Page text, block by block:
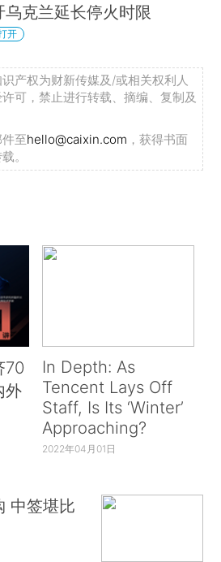
克兰延长停火时限
开
产权为财新传媒及/或相关权利人
可，禁止进行转载、摘编、复制及
至hello@caixin.com ，获得书面
。
70
外
In Depth: As
Tencent Lays Off
Staff, Is Its ‘Winter’
Approaching?
2022年04月01日
中签堪比